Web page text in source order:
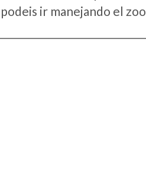
ir manejando el